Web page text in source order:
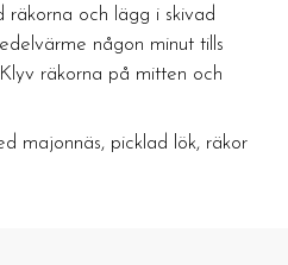
räkorna och lägg i skivad
någon minut tills
räkorna på mitten och
majonnäs, picklad lök, räkor